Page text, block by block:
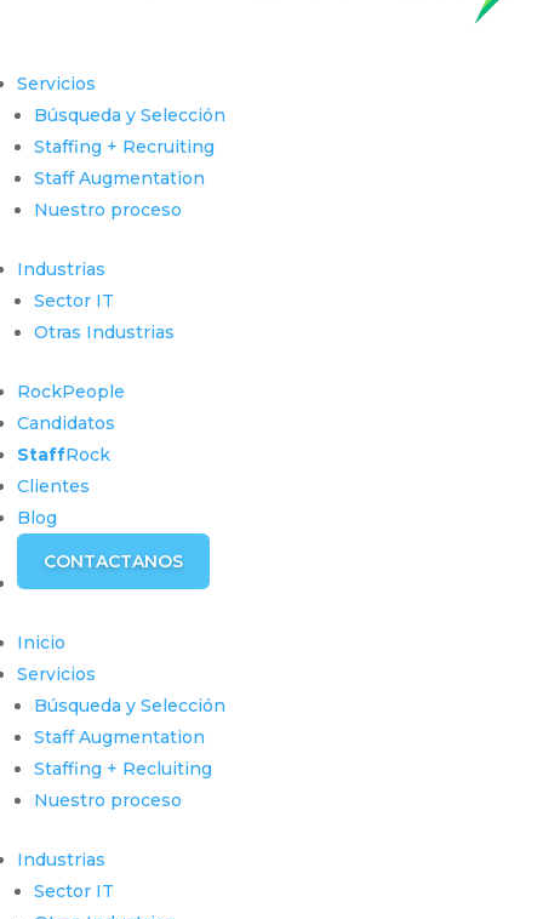
Servicios
Búsqueda y Selección
Staffing + Recruiting
Staff Augmentation
Nuestro proceso
Industrias
Sector IT
Otras Industrias
RockPeople
Candidatos
StaffRock
Clientes
Blog
CONTACTANOS
Inicio
Servicios
Búsqueda y Selección
Staff Augmentation
Staffing + Recluiting
Nuestro proceso
Industrias
Sector IT